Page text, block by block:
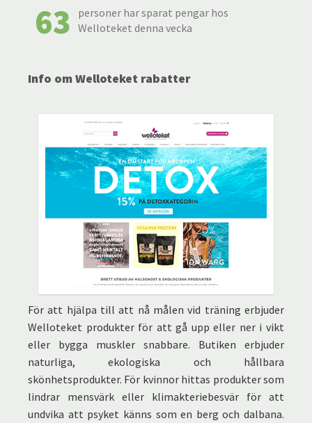
63
personer har sparat pengar hos
Welloteket denna vecka
Info om Welloteket rabatter
För att hjälpa till att nå målen vid träning erbjuder
Welloteket produkter för att gå upp eller ner i vikt
eller bygga muskler snabbare. Butiken erbjuder
naturliga, ekologiska och hållbara
skönhetsprodukter. För kvinnor hittas produkter som
lindrar mensvärk eller klimakteriebesvär för att
undvika att psyket känns som en berg och dalbana.